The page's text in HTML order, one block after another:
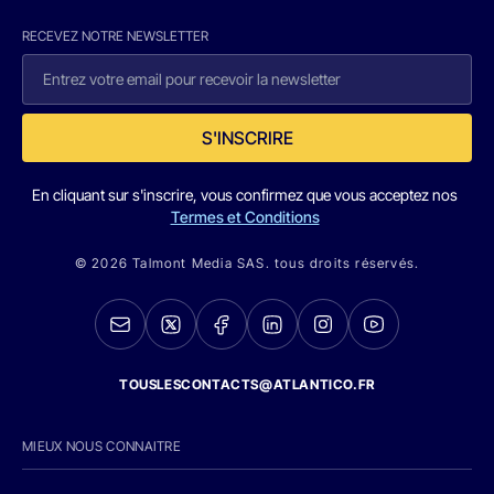
RECEVEZ NOTRE NEWSLETTER
S'INSCRIRE
En cliquant sur s'inscrire, vous confirmez que vous acceptez nos
Termes et Conditions
© 2026 Talmont Media SAS. tous droits réservés.
TOUSLESCONTACTS@ATLANTICO.FR
MIEUX NOUS CONNAITRE